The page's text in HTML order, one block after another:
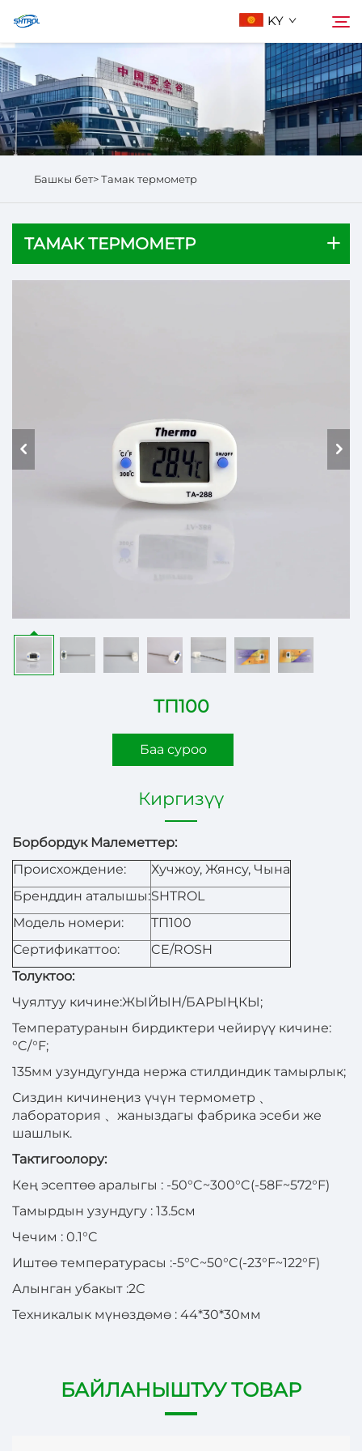
KY
Биз жөнүндө
Продукциялар
Издөө
Башкы бет>Тамак термометр
ТАМАК ТЕРМОМЕТР
ТП100
Баа суроо
Киргизүү
Борбордук Малеметтер:
Происхождение:
Хучжоу, Жянсу, Чына
Бренддин аталышы:SHTROL
Модель номери:
ТП100
Сертификаттоо:
CE/ROSH
Толуктоо:
Чуялтуу кичине:ЖЫЙЫН/БАРЫҢКЫ;
Температуранын бирдиктери чейирүү кичине:
°C/°F;
135мм узундугунда нержа стилдиндик тамырлык;
Сиздин кичинеңиз үчүн термометр 、
лаборатория 、 жаныздагы фабрика эсеби же
шашлык.
Тактигоолору:
Кең эсептөө аралыгы : -50°C~300°C(-58F~572°F)
Тамырдын узундугу : 13.5см
Чечим : 0.1°C
Иштөө температурасы :-5°C~50°C(-23°F~122°F)
Алынган убакыт :2С
Техникалык мүнөздөмө : 44*30*30мм
БАЙЛАНЫШТУУ ТОВАР